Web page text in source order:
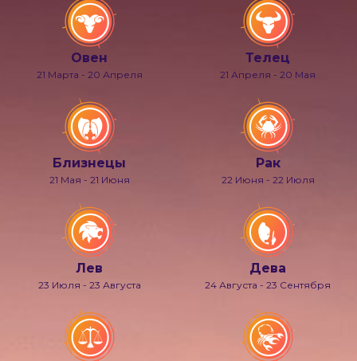
Овен
21 Марта - 20 Апреля
Телец
21 Апреля - 20 Мая
Близнецы
21 Мая - 21 Июня
Рак
22 Июня - 22 Июля
Лев
23 Июля - 23 Августа
Дева
24 Августа - 23 Сентября